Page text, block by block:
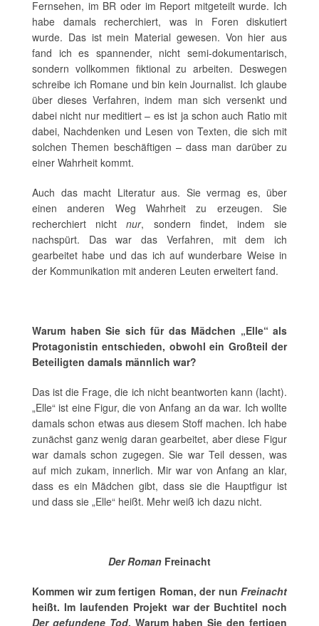
Fernsehen, im BR oder im Report mitgeteilt wurde. Ich
habe damals recherchiert, was in Foren diskutiert
wurde. Das ist mein Material gewesen. Von hier aus
fand ich es spannender, nicht semi-dokumentarisch,
sondern vollkommen fiktional zu arbeiten. Deswegen
schreibe ich Romane und bin kein Journalist. Ich glaube
über dieses Verfahren, indem man sich versenkt und
dabei nicht nur meditiert – es ist ja schon auch Ratio mit
dabei, Nachdenken und Lesen von Texten, die sich mit
solchen Themen beschäftigen – dass man darüber zu
einer Wahrheit kommt.
Auch das macht Literatur aus. Sie vermag es, über
einen anderen Weg Wahrheit zu erzeugen. Sie
recherchiert nichtnur, sondern findet, indem sie
nachspürt. Das war das Verfahren, mit dem ich
gearbeitet habe und das ich auf wunderbare Weise in
der Kommunikation mit anderen Leuten erweitert fand.
Warum haben Sie sich für das Mädchen „Elle“ als
Protagonistin entschieden, obwohl ein Großteil der
Beteiligten damals männlich war?
Das ist die Frage, die ich nicht beantworten kann (lacht).
„Elle“ ist eine Figur, die von Anfang an da war. Ich wollte
damals schon etwas aus diesem Stoff machen. Ich habe
zunächst ganz wenig daran gearbeitet, aber diese Figur
war damals schon zugegen. Sie war Teil dessen, was
auf mich zukam, innerlich. Mir war von Anfang an klar,
dass es ein Mädchen gibt, dass sie die Hauptfigur ist
und dass sie „Elle“ heißt. Mehr weiß ich dazu nicht.
Der Roman Freinacht
Kommen wir zum fertigen Roman, der nun Freinacht
heißt. Im laufenden Projekt war der Buchtitel noch
Der gefundene Tod. Warum haben Sie den fertigen